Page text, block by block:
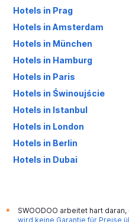
Hotels in Prag
Hotels in Amsterdam
Hotels in München
Hotels in Hamburg
Hotels in Paris
Hotels in Świnoujście
Hotels in Istanbul
Hotels in London
Hotels in Berlin
Hotels in Dubai
*
SWOODOO arbeitet hart
wird keine Garantie für Preise